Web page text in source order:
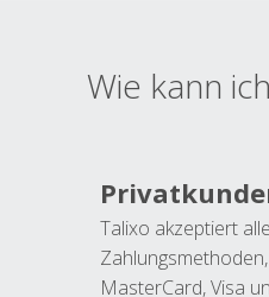
Wie kann
Talixo akzeptiert
MasterCard, Visa